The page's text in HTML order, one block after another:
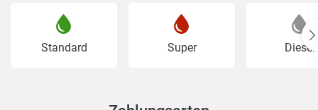
Standard Super Diesel